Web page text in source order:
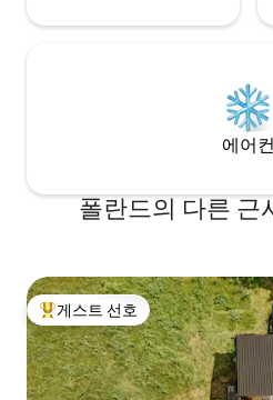
에어컨
폴란드의 다른 근
상위 게스트 선호
게스트 선호